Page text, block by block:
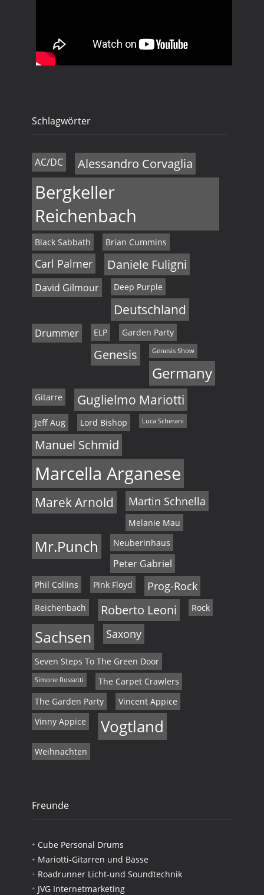
Schlagwörter
AC/DC Alessandro Corvaglia
Bergkeller
Reichenbach
Black Sabbath Brian Cummins
Carl Palmer Daniele Fuligni
David Gilmour Deep Purple
Deutschland
Drummer ELP Garden Party
Genesis Genesis Show
Germany
Gitarre Guglielmo Mariotti
Jeff Aug Lord Bishop Luca Scherani
Manuel Schmid
Marcella Arganese
Marek Arnold Martin Schnella
Melanie Mau
Mr.Punch Neuberinhaus
Peter Gabriel
Phil Collins Pink Floyd Prog-Rock
Reichenbach Roberto Leoni Rock
Sachsen Saxony
Seven Steps To The Green Door
Simone Rossetti
The Carpet Crawlers
The Garden Party
Vincent Appice
Vinny Appice
Vogtland
Weihnachten
Freunde
Cube Personal Drums
Mariotti-Gitarren und Bässe
Roadrunner Licht-und Soundtechnik
JVG Internetmarketing